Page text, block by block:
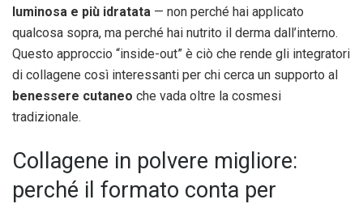
luminosa e più idratata — non perché hai applicato
qualcosa sopra, ma perché hai nutrito il derma dall’interno.
Questo approccio “inside-out” è ciò che rende gli integratori
di collagene così interessanti per chi cerca un supporto al
benessere cutaneo che vada oltre la cosmesi
tradizionale.
Collagene in polvere migliore:
perché il formato conta per